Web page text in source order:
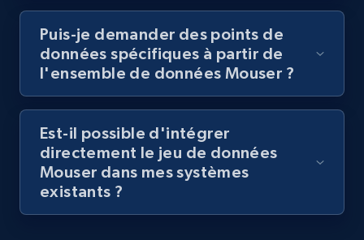
Puis-je demander des points de
données spécifiques à partir de
l'ensemble de données Mouser ?
Est-il possible d'intégrer
directement le jeu de données
Mouser dans mes systèmes
existants ?